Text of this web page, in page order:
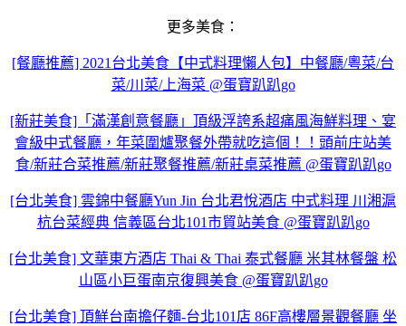
更多美食：
[餐廳推薦] 2021台北美食【中式料理懶人包】中餐廳/粵菜/台
菜/川菜/上海菜 @蛋寶趴趴go
[新莊美食]「滿漢創意餐廳」頂級浮誇系超痛風海鮮料理、宴
會級中式餐廳，年菜圍爐聚餐外帶就吃這個！！頭前庄站美
食/新莊合菜推薦/新莊聚餐推薦/新莊桌菜推薦 @蛋寶趴趴go
[台北美食] 雲錦中餐廳Yun Jin 台北君悅酒店 中式料理 川湘滬
杭台菜經典 信義區台北101市貿站美食 @蛋寶趴趴go
[台北美食] 文華東方酒店 Thai & Thai 泰式餐廳 米其林餐盤 松
山區小巨蛋南京復興美食 @蛋寶趴趴go
[台北美食] 頂鮮台南擔仔麵-台北101店 86F高樓層景觀餐廳 坐